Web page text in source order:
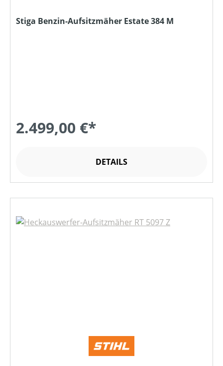
Stiga Benzin-Aufsitzmäher Estate 384 M
2.499,00 €*
DETAILS